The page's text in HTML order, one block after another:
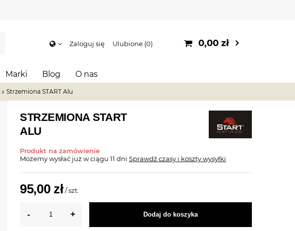
Zaloguj się Ulubione 0 0,00 zł
Marki Blog O nas
Strzemiona START Alu
STRZEMIONA START
ALU
Produkt na zamówienie
Możemy wysłać już w ciągu 11 dni Sprawdź czasy i koszty wysyłki
95,00 zł /szt.
Dodaj do koszyka